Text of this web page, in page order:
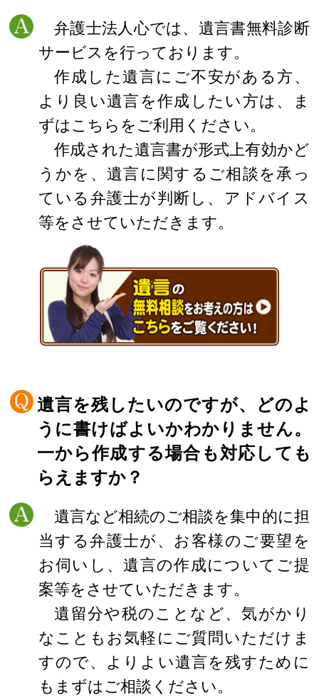
弁護士法人心では、遺言書無料診断
サービスを行っております。
作成した遺言にご不安がある方、
より良い遺言を作成したい方は、ま
ずはこちらをご利用ください。
作成された遺言書が形式上有効かど
うかを、遺言に関するご相談を承っ
ている弁護士が判断し、アドバイス
等をさせていただきます。
遺言を残したいのですが、どのよ
うに書けばよいかわかりません。
一から作成する場合も対応しても
らえますか？
遺言など相続のご相談を集中的に担
当する弁護士が、お客様のご要望を
お伺いし、遺言の作成についてご提
案等をさせていただきます。
遺留分や税のことなど、気がかり
なこともお気軽にご質問いただけま
すので、よりよい遺言を残すために
もまずはご相談ください。